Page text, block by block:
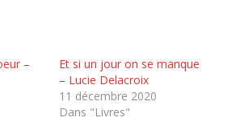
–
Et si un jour on se manque
– Lucie Delacroix
11 décembre 2020
Dans "Livres"